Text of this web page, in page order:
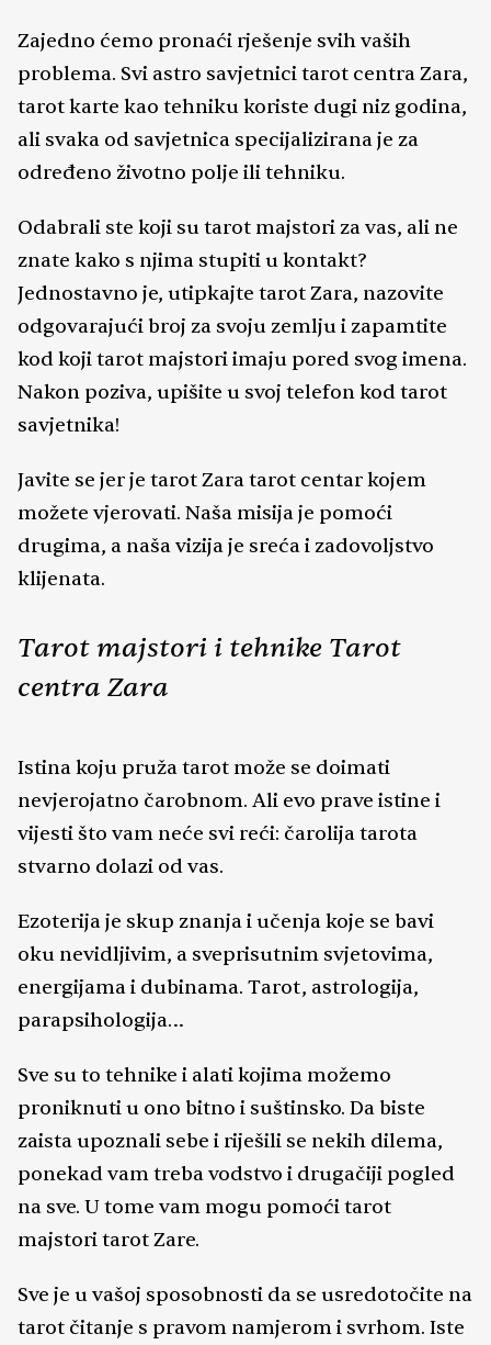
Zajedno ćemo pronaći rješenje svih vaših
problema. Svi astro savjetnici tarot centra Zara,
tarot karte kao tehniku koriste dugi niz godina,
ali svaka od savjetnica specijalizirana je za
određeno životno polje ili tehniku.
Odabrali ste koji su tarot majstori za vas, ali ne
znate kako s njima stupiti u kontakt?
Jednostavno je, utipkajte tarot Zara, nazovite
odgovarajući broj za svoju zemlju i zapamtite
kod koji tarot majstori imaju pored svog imena.
Nakon poziva, upišite u svoj telefon kod tarot
savjetnika!
Javite se jer je tarot Zara tarot centar kojem
možete vjerovati. Naša misija je pomoći
drugima, a naša vizija je sreća i zadovoljstvo
klijenata.
Tarot majstori i tehnike Tarot
centra Zara
Istina koju pruža tarot može se doimati
nevjerojatno čarobnom. Ali evo prave istine i
vijesti što vam neće svi reći: čarolija tarota
stvarno dolazi od vas.
Ezoterija je skup znanja i učenja koje se bavi
oku nevidljivim, a sveprisutnim svjetovima,
energijama i dubinama. Tarot, astrologija,
parapsihologija…
Sve su to tehnike i alati kojima možemo
proniknuti u ono bitno i suštinsko. Da biste
zaista upoznali sebe i riješili se nekih dilema,
ponekad vam treba vodstvo i drugačiji pogled
na sve. U tome vam mogu pomoći tarot
majstori tarot Zare.
Sve je u vašoj sposobnosti da se usredotočite na
tarot čitanje s pravom namjerom i svrhom. Iste